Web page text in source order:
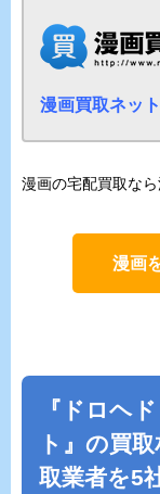
漫画買取ネット
漫画の宅配買取な
漫画
『ドロヘ
ト』の買
取業者を5